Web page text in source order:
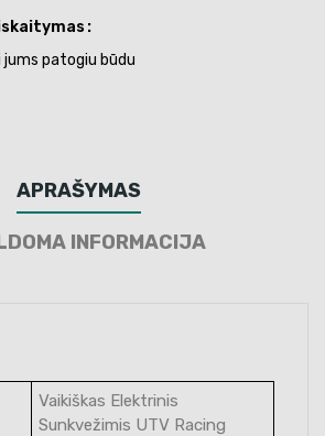
patogiu būdu
APRAŠYMAS
INFORMACIJA
Vaikiškas Elektrinis
Sunkvežimis UTV Racing